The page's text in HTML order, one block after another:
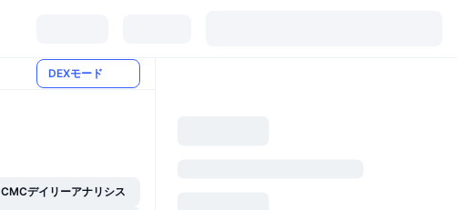
DEXモード
CMCデイリーアナリシス